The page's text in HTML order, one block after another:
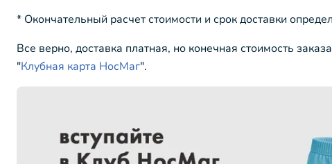
* Окончательный расчет стоимости и срок доставки
Все верно, доставка платная, но конечная стоимость
"Клубная карта НосМаг".